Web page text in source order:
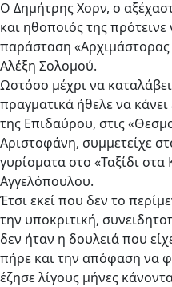
Ο Δημήτρης Χορν, ο
και ηθοποιός της πρότεινε
παράσταση «Αρχιμάστορας
Αλέξη Σολομού.
Ωστόσο μέχρι να
πραγματικά ήθελε να
της Επιδαύρου, στις
Αριστοφάνη, συμμετείχε
γυρίσματα στο «Ταξίδι
Αγγελόπουλου.
Έτσι εκεί που δεν το
την υποκριτική,
δεν ήταν η δουλειά που
πήρε και την απόφαση να
έζησε λίγους μήνες